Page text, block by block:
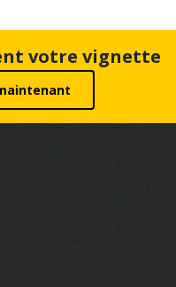
votre vignette